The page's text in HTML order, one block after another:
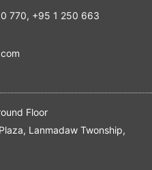
770, +95 1 250 663
Floor
Lanmadaw Twonship,